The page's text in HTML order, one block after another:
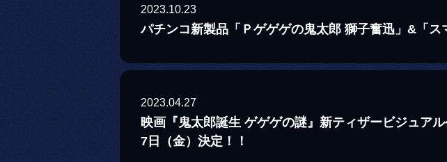
2023.10.23
パチンコ新製品「Ｐゲゲゲの鬼太郎 獅子奮迅」&「
2023.04.27
映画『鬼太郎誕生 ゲゲゲの謎』新ティザービジュア
7日（金）決定！！